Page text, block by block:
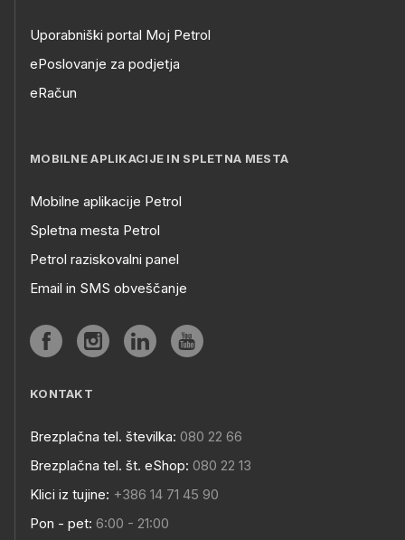
Uporabniški portal Moj Petrol
ePoslovanje za podjetja
eRačun
MOBILNE APLIKACIJE IN SPLETNA MESTA
Mobilne aplikacije Petrol
Spletna mesta Petrol
Petrol raziskovalni panel
Email in SMS obveščanje
KONTAKT
Brezplačna tel. številka: 080 22 66
Brezplačna tel. št. eShop: 080 22 13
Klici iz tujine: +386 14 71 45 90
Pon - pet: 6:00 - 21:00